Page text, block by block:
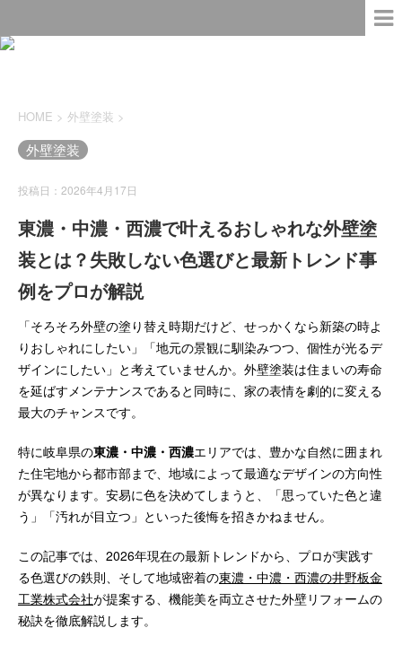
HOME > 外壁塗装 >
外壁塗装
投稿日：2026年4月17日
東濃・中濃・西濃で叶えるおしゃれな外壁塗
装とは？失敗しない色選びと最新トレンド事
例をプロが解説
「そろそろ外壁の塗り替え時期だけど、せっかくなら新築の時よ
りおしゃれにしたい」「地元の景観に馴染みつつ、個性が光るデ
ザインにしたい」と考えていませんか。外壁塗装は住まいの寿命
を延ばすメンテナンスであると同時に、家の表情を劇的に変える
最大のチャンスです。
特に岐阜県の東濃・中濃・西濃エリアでは、豊かな自然に囲まれ
た住宅地から都市部まで、地域によって最適なデザインの方向性
が異なります。安易に色を決めてしまうと、「思っていた色と違
う」「汚れが目立つ」といった後悔を招きかねません。
この記事では、2026年現在の最新トレンドから、プロが実践す
る色選びの鉄則、そして地域密着の東濃・中濃・西濃の井野板金
工業株式会社が提案する、機能美を両立させた外壁リフォームの
秘訣を徹底解説します。